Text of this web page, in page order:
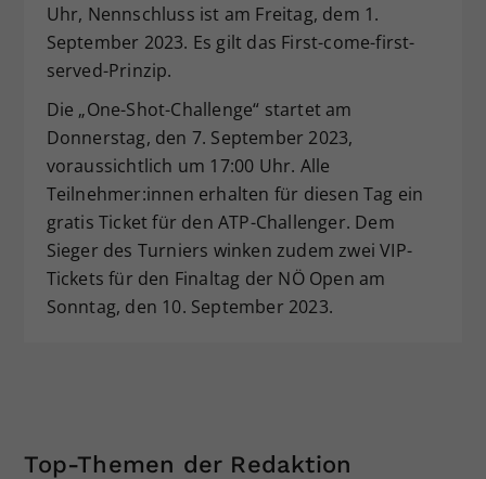
Uhr, Nennschluss ist am Freitag, dem 1.
September 2023. Es gilt das First-come-first-
served-Prinzip.
Die „One-Shot-Challenge“ startet am
Donnerstag, den 7. September 2023,
voraussichtlich um 17:00 Uhr. Alle
Teilnehmer:innen erhalten für diesen Tag ein
gratis Ticket für den ATP-Challenger. Dem
Sieger des Turniers winken zudem zwei VIP-
Tickets für den Finaltag der NÖ Open am
Sonntag, den 10. September 2023.
Top-Themen der Redaktion